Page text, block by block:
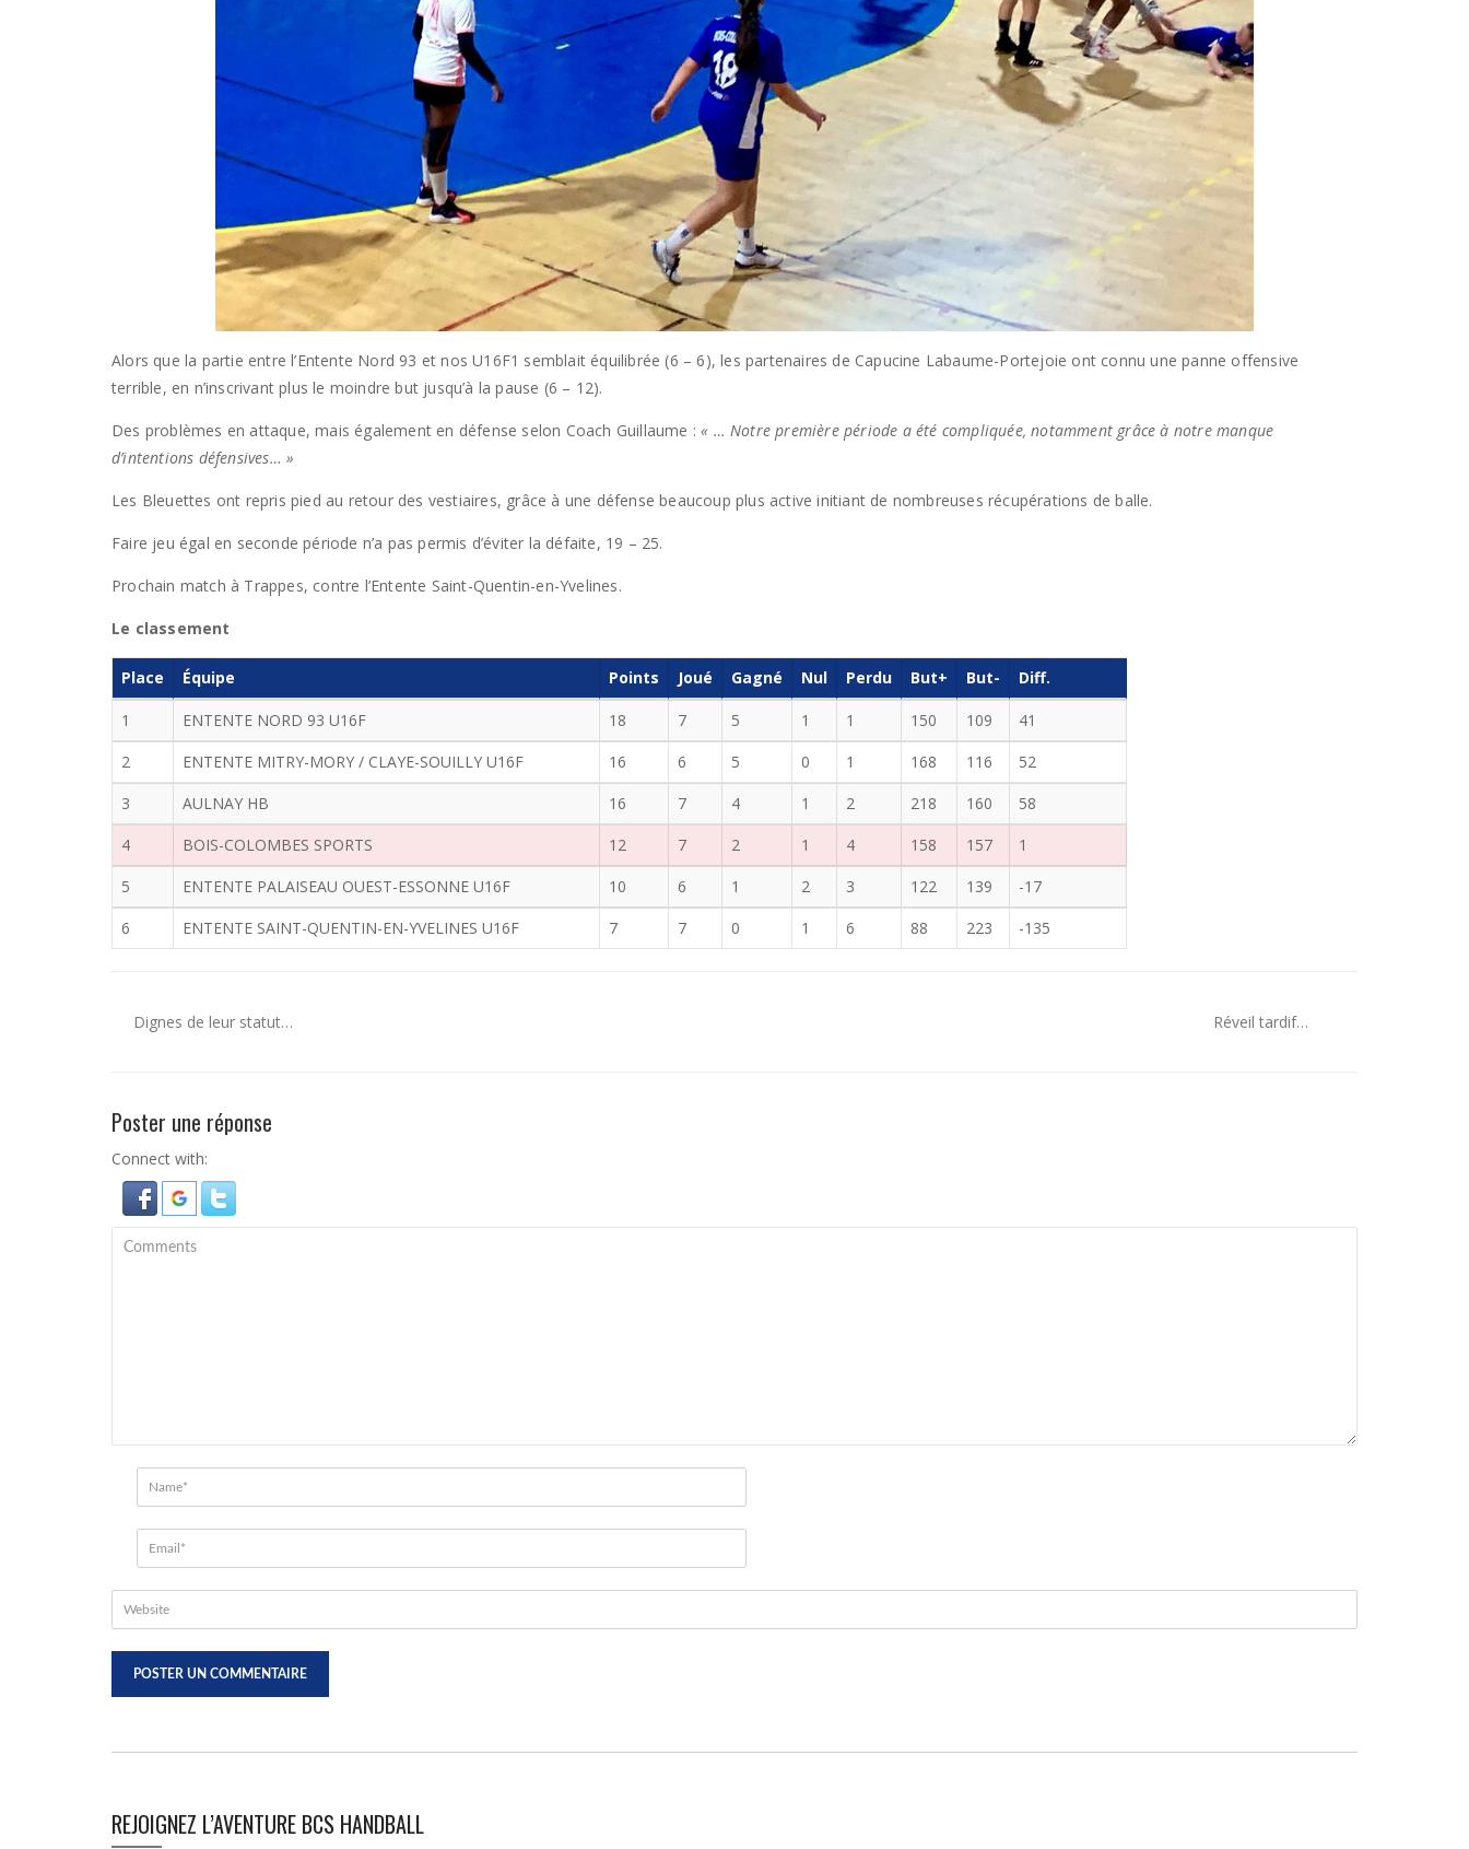
Alors que la partie entre l’Entente Nord 93 et nos U16F1 semblait équilibrée (6 – 6), les partenaires de Capucine Labaume-Portejoie ont connu une panne offensive
terrible, en n’inscrivant plus le moindre but jusqu’à la pause (6 – 12).
Des problèmes en attaque, mais également en défense selon Coach Guillaume :« … Notre première période a été compliquée, notamment grâce à notre manque
d’intentions défensives… »
Les Bleuettes ont repris pied au retour des vestiaires, grâce à une défense beaucoup plus active initiant de nombreuses récupérations de balle.
Faire jeu égal en seconde période n’a pas permis d’éviter la défaite, 19 – 25.
Prochain match à Trappes, contre l’Entente Saint-Quentin-en-Yvelines.
Le classement
Place Équipe Points Joué Gagné Nul Perdu But+ But- Diff.
1 ENTENTE NORD 93 U16F 18 7 5 1 1 150 109
41
2
ENTENTE MITRY-MORY / CLAYE-SOUILLY U16F 16 6 5 0 1 168 116
52
3
AULNAY HB 16 7 4 1 2 218 160
58
4
BOIS-COLOMBES SPORTS 12 7 2 1 4 158 157
1
5
ENTENTE PALAISEAU OUEST-ESSONNE U16F 10 6 1 2 3 122 139
-17
6
ENTENTE SAINT-QUENTIN-EN-YVELINES U16F 7 7 0 1 6 88 223 -135
Dignes de leur statut… Réveil tardif…
Poster une réponse
Connect with:
REJOIGNEZ L’AVENTURE BCS HANDBALL